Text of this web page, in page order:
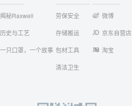
揭秘Raxwell
历史与工艺
一只口罩，一个故事
劳保安全
存储搬运
包材工具
清洁卫生
微博
京东自营店
淘宝